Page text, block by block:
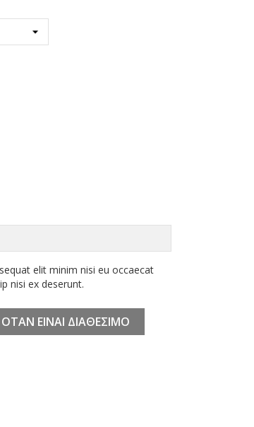
elit minim nisi eu occaecat
nisi ex deserunt.
ΕΊΝΑΙ ΔΙΑΘΈΣΙΜΟ